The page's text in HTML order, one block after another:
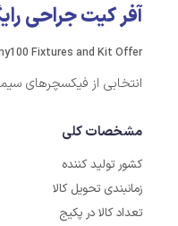
آفر کیت جراحی
Fixtures and Kit Offer
انتخابی از فیکسچرهای
مشخصات کلی
کشور تولید کننده
زمانبندی تحویل کالا
تعداد کالا در پکیج